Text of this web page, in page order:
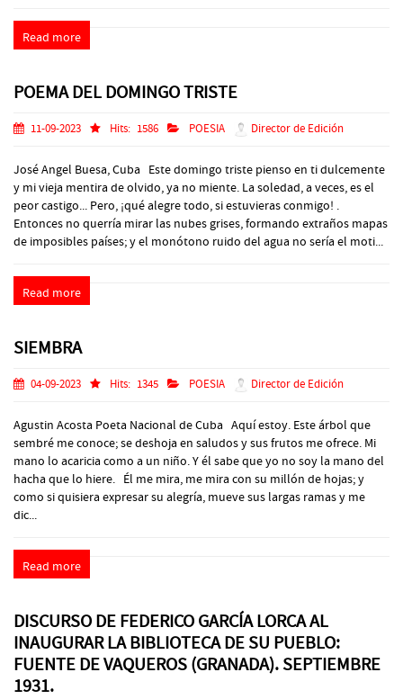
Read more
POEMA DEL DOMINGO TRISTE
11-09-2023 Hits: 1586 POESIA Director de Edición
José Angel Buesa, Cuba Este domingo triste pienso en ti dulcemente
y mi vieja mentira de olvido, ya no miente. La soledad, a veces, es el
peor castigo... Pero, ¡qué alegre todo, si estuvieras conmigo! .
Entonces no querría mirar las nubes grises, formando extraños mapas
de imposibles países; y el monótono ruido del agua no sería el moti...
Read more
SIEMBRA
04-09-2023 Hits: 1345 POESIA Director de Edición
Agustin Acosta Poeta Nacional de Cuba Aquí estoy. Este árbol que
sembré me conoce; se deshoja en saludos y sus frutos me ofrece. Mi
mano lo acaricia como a un niño. Y él sabe que yo no soy la mano del
hacha que lo hiere. Él me mira, me mira con su millón de hojas; y
como si quisiera expresar su alegría, mueve sus largas ramas y me
dic...
Read more
DISCURSO DE FEDERICO GARCÍA LORCA AL
INAUGURAR LA BIBLIOTECA DE SU PUEBLO:
FUENTE DE VAQUEROS (GRANADA). SEPTIEMBRE
1931.